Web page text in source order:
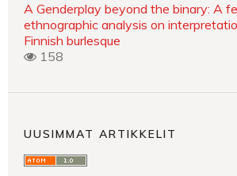
A Genderplay beyond the binary: A
ethnographic analysis on
Finnish burlesque
158
UUSIMMAT ARTIKKELIT